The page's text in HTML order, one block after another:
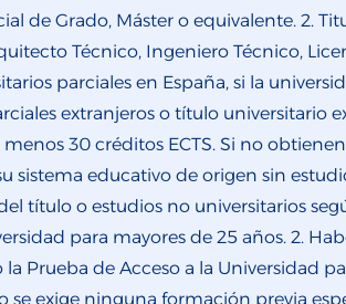
de Grado, Máster o equivalente. 2.
Técnico, Ingeniero Técnico,
parciales en España, si la
extranjeros o título universitario
menos 30 créditos ECTS. Si no
sistema educativo de origen sin
título o estudios no universitarios
para mayores de 25 años. 2.
Prueba de Acceso a la Universidad
se exige ninguna formación previa